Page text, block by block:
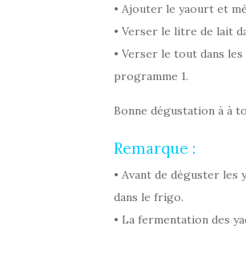
• Ajouter le yaourt et
• Verser le litre de lait
• Verser le tout dans
programme 1.
Bonne dégustation à à
Remarque :
• Avant de déguster les
dans le frigo.
• La fermentation des